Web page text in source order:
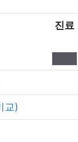
진료
교)